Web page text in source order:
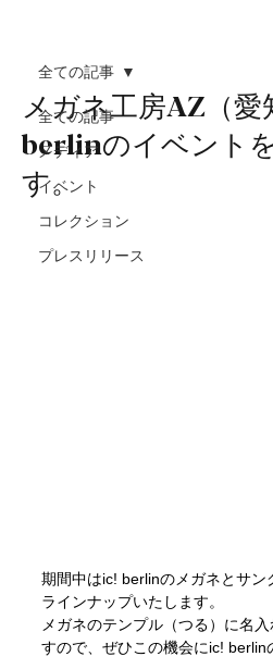
全ての記事
メディア
イベント
コレクション
プレスリリース
全ての記事
メガネ工房AZ（愛
berlinのイベント
す。
期間中はic! berlinのメガネとサ
ラインナップいたします。
メガネのテンプル（つる）に名
すので、ぜひこの機会にic! berlin